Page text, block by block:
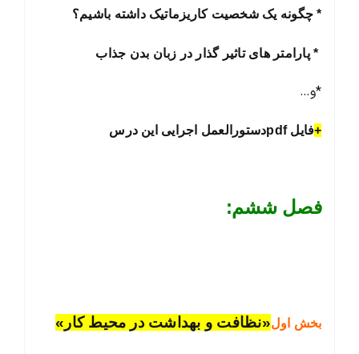
* چگونه یک شخصیت کاریزماتیک داشته باشیم؟
* پارامتر های تاثیر گذار در زبان بدن جذاب
*و…
+فایل pdfدستورالعمل اجرایی این در س
فصل ششم:
بخش اول«نظافت و بهداشت در محیط کار»